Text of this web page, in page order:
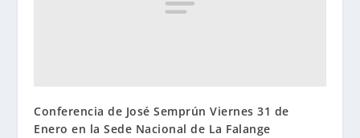
Conferencia de José Semprún Viernes 31 de
Enero en la Sede Nacional de La Falange